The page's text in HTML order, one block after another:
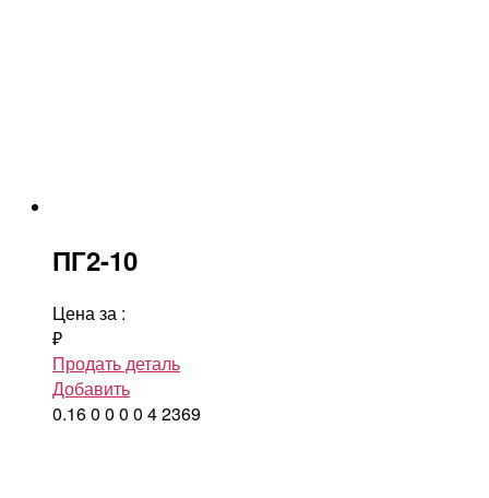
ПГ2-10
Цена за :
₽
Продать деталь
Добавить
0.160 0 0 0 42369